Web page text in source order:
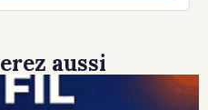
aussi